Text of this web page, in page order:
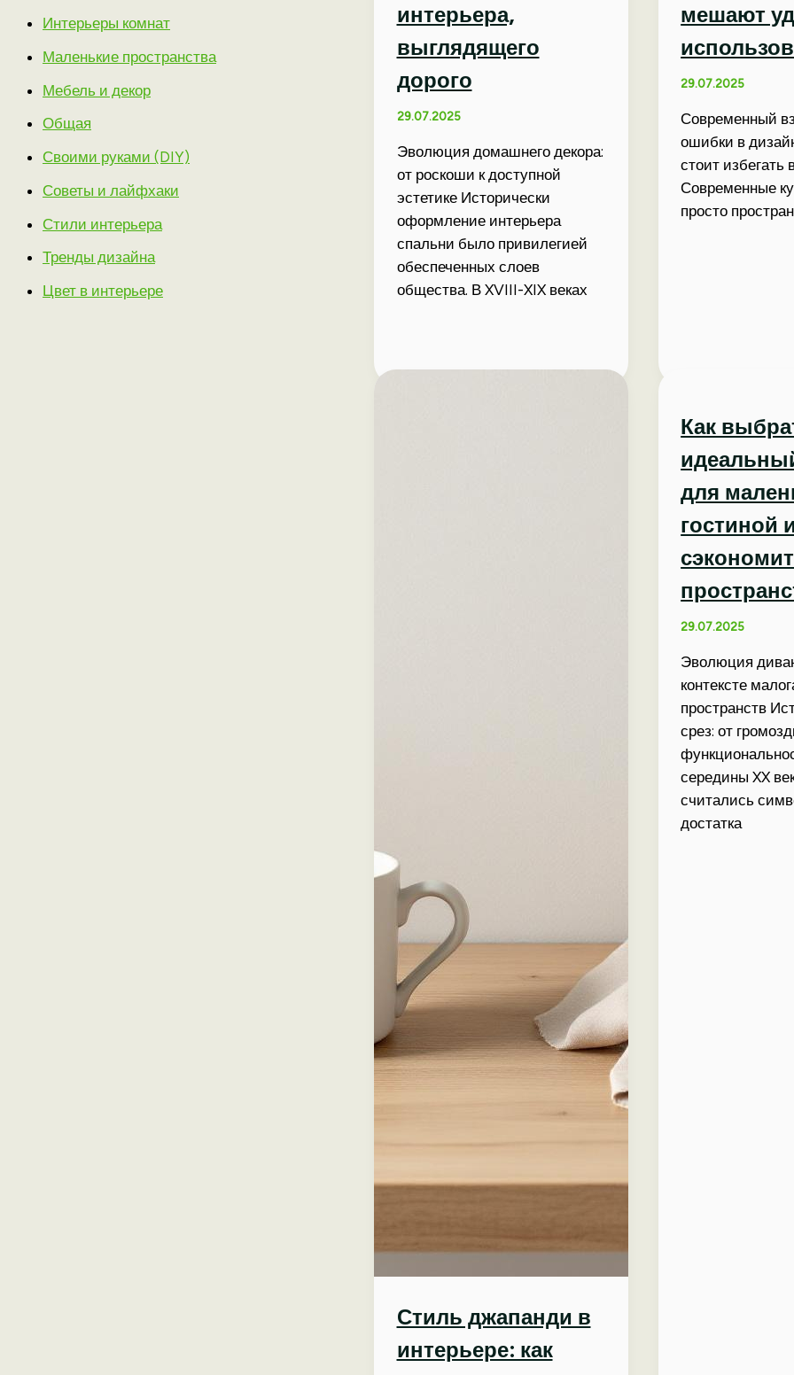
Интерьеры комнат
Маленькие пространства
Мебель и декор
Общая
Своими руками (DIY)
Советы и лайфхаки
Стили интерьера
Тренды дизайна
Цвет в интерьере
интерьера,
выглядящего
дорого
29.07.2025
Эволюция домашнего декора:
от роскоши к доступной
эстетике Исторически
оформление интерьера
спальни было привилегией
обеспеченных слоев
общества. В XVIII-XIX веках
мешают
29.07.2025
Современный
ошибки в
стоит избегать
Современные
просто
Стиль джапанди в
интерьере: как
Как
для
гостиной
29.07.2025
Эволюция
контексте
пространств
срез: от
середины XX
считались
достатка